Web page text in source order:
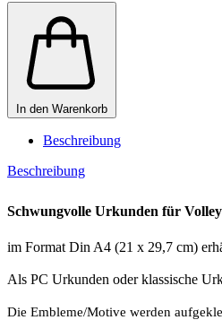
In den Warenkorb
Beschreibung
Beschreibung
Schwungvolle Urkunden für
im Format Din A4 (21 x 29,7 cm)
Als PC Urkunden oder klassische
Die Embleme/Motive werden